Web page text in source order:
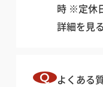
時 ※定休
詳細を見る
よくある